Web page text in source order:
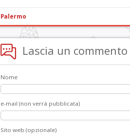
Palermo
Lascia un commento
Nome
e-mail (non verrà pubblicata)
Sito web (opzionale)